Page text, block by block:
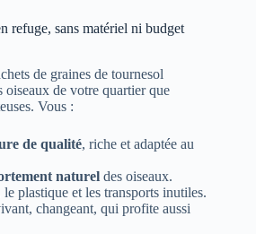
refuge, sans matériel ni budget
de graines de tournesol
de votre quartier que
Vous :
de qualité, riche et adaptée au
naturel des oiseaux.
plastique et les transports inutiles.
changeant, qui profite aussi